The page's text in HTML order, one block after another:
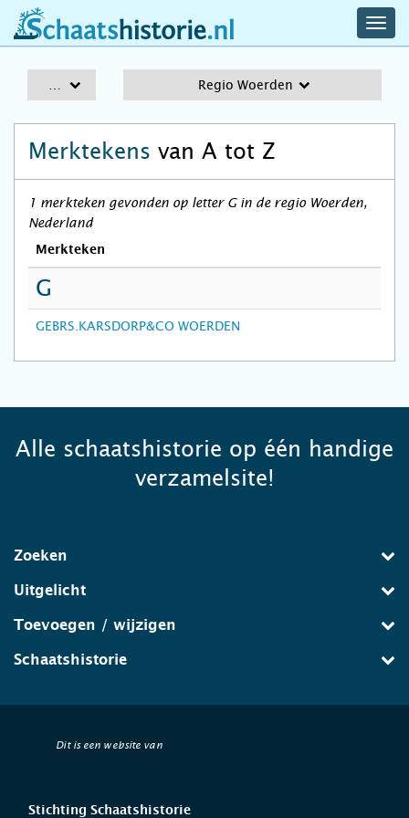
schaatshistorie.nl
Regio Woerden
Merktekens van A tot Z
1 merkteken gevonden op letter G in de regio Woerden,
Nederland
Merkteken
G
GEBRS.KARSDORP&CO WOERDEN
Alle schaatshistorie op één handige
verzamelsite!
Zoeken
Uitgelicht
Toevoegen / wijzigen
Schaatshistorie
Dit is een website van
Stichting Schaatshistorie